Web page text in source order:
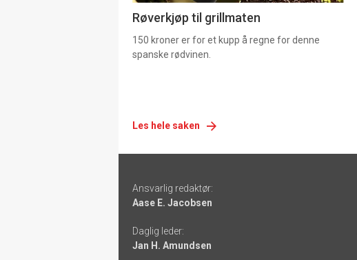
Røverkjøp til grillmaten
150 kroner er for et kupp å regne for denne
spanske rødvinen.
Les hele saken
-
links
Ansvarlig redaktør:
Aase E. Jacobsen
Daglig leder:
Jan H. Amundsen